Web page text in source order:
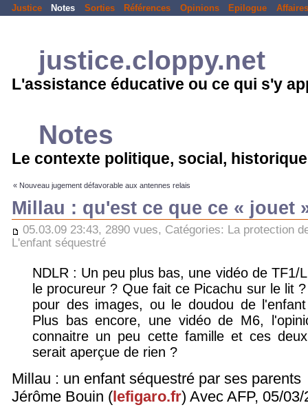
Justice Notes Sorties Références Opinions Epilogue Affaires
justice.cloppy.net
L'assistance éducative ou ce qui s'y
Notes
Le contexte politique, social,
« Nouveau jugement défavorable aux antennes relais
Millau : qu'est ce que ce « jouet
05.03.09 23:43, 2890 vues, Catégories: La protection
L'enfant séquestré
NDLR : Un peu plus bas, une vidéo de TF1/
le procureur ? Que fait ce Picachu sur le lit
pour des images, ou le doudou de
Plus bas encore, une vidéo de M6,
connaitre un peu cette famille et ces
serait aperçue de rien ?
Millau : un enfant séquestré par ses parents
Jérôme Bouin (lefigaro.fr) Avec AFP, 05/